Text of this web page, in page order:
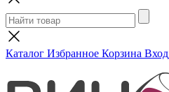
Каталог Избранное Корзина Вход